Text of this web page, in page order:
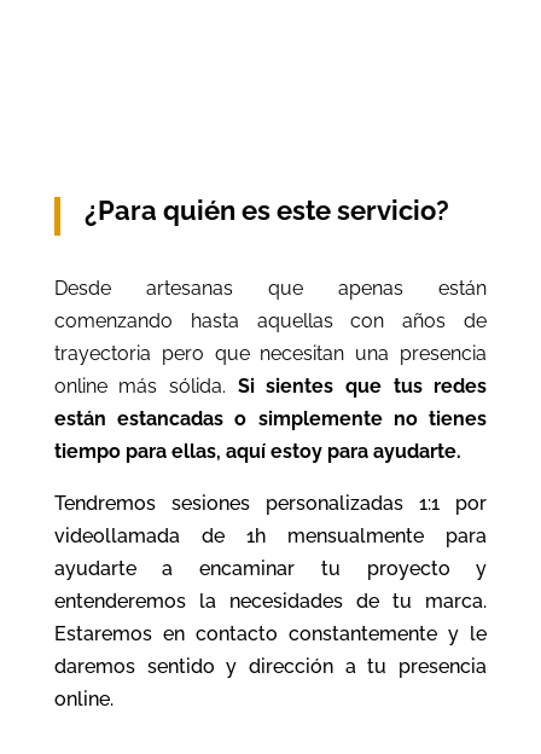
¿Para quién es este servicio?
Desde artesanas que apenas están
comenzando hasta aquellas con años de
trayectoria pero que necesitan una presencia
online más sólida. Si sientes que tus redes
están estancadas o simplemente no tienes
tiempo para ellas, aquí estoy para ayudarte.
Tendremos sesiones personalizadas 1:1 por
videollamada de 1h mensualmente para
ayudarte a encaminar tu proyecto y
entenderemos la necesidades de tu marca.
Estaremos en contacto constantemente y le
daremos sentido y dirección a tu presencia
online.